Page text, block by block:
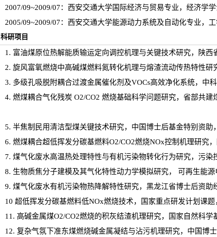
2007/09~2009/07：西安交通大学国际经济与贸易专业，经济学学
2005/09~2009/07：西安交通大学能源动力系统及自动化专业，
科研项目
1. 富油煤原位热解能质输运定向调控机理与关键技术研究，陕西
2. 旋风富氧燃烧中高碱煤燃料氮转化机理与熔渣流动传热特性研
3. 多级孔吸脱附耦合过渡金属催化剂及VOCs高效净化系统，中
4. 燃煤耦合气化残炭 O2/CO2 燃烧基础科学问题研究，省部共
5. 半焦制民用清洁型煤关键技术研究，中国博士后基金特别资助
6. 燃煤耦合超低挥发分碳基燃料O2/CO2燃烧NOx控制机理研究
7. 煤气化废水高温热处理特性与有机污染物转化行为研究，污
8. 生物质焦分子建模及其气化特性动力学模拟研究， 可再生能
9. 煤气化废水有机污染物热降解特性研究，黑龙江省博士后资助
10 超低挥发分碳基燃料低NOx燃烧技术，国家重点研发计划课题
11. 高碱金属煤O2/CO2燃烧的积灰结渣机理研究，国家自然科学
12. 复杂气氛下准东煤燃烧碱金属凝结与沾污机理研究，中国博